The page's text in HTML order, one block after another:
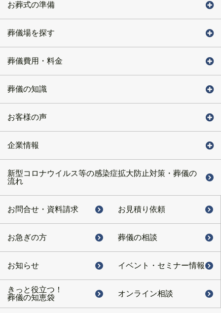
お葬式の準備
葬儀場を探す
葬儀費用・料金
葬儀の知識
お客様の声
企業情報
新型コロナウイルス等の感染症拡大防止対策・葬儀の
流れ
お問合せ・ 資料請求 お見積り依頼
お急ぎの方 葬儀の相談
お知らせ イベント・ セミナー情報
きっと役立つ！
葬儀の知恵袋
オンライン相談